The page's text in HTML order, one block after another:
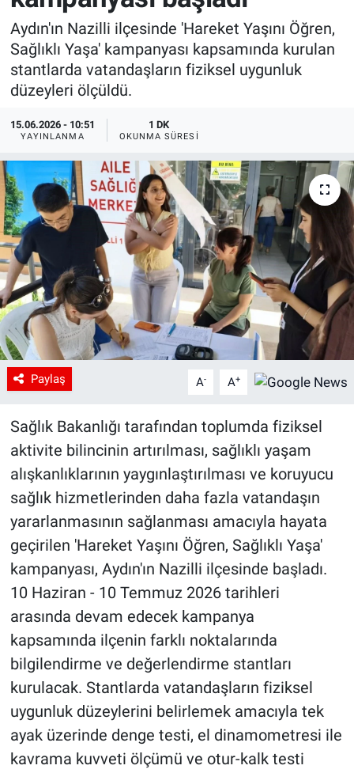
Aydın'ın Nazilli ilçesinde 'Hareket Yaşını Öğren,
Sağlıklı Yaşa' kampanyası kapsamında kurulan
stantlarda vatandaşların fiziksel uygunluk
düzeyleri ölçüldü.
15.06.2026 - 10:51
YAYINLANMA
1 DK
OKUNMA SÜRESI
Paylaş A- A+
Sağlık Bakanlığı tarafından toplumda fiziksel
aktivite bilincinin artırılması, sağlıklı yaşam
alışkanlıklarının yaygınlaştırılması ve koruyucu
sağlık hizmetlerinden daha fazla vatandaşın
yararlanmasının sağlanması amacıyla hayata
geçirilen 'Hareket Yaşını Öğren, Sağlıklı Yaşa'
kampanyası, Aydın'ın Nazilli ilçesinde başladı.
10 Haziran - 10 Temmuz 2026 tarihleri
arasında devam edecek kampanya
kapsamında ilçenin farklı noktalarında
bilgilendirme ve değerlendirme stantları
kurulacak. Stantlarda vatandaşların fiziksel
uygunluk düzeylerini belirlemek amacıyla tek
ayak üzerinde denge testi, el dinamometresi ile
kavrama kuvveti ölçümü ve otur-kalk testi